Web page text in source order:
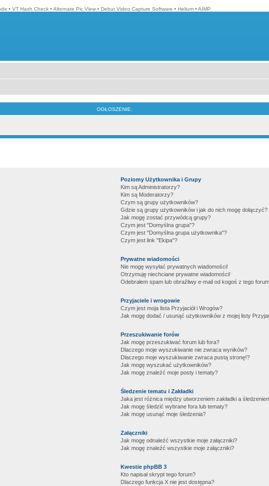
• VT Hash Check • Alternate Pic View • Debut Video Capture Software • Helium • AIMP
OGŁOSZENIE:
Poziomy Użytkownika i Grupy
Kim są Administratorzy?
Kim są Moderatorzy?
Czym są grupy użytkowników?
Gdzie są grupy użytkowników i jak do nich mogę dołączyć?
Jak mogę zostać przywódcą grupy?
Czym jest "Domyślna grupa"?
Czym jest "Domyślna grupa użytkownika"?
Czym jest link "Ekipa"?
Prywatne wiadomości
Nie mogę wysyłać prywatnych wiadomości!
Otrzymuję niechciane prywatne wiadomości!
Odebrałem spam lub obraźliwy e-mail od kogoś z tego
Przyjaciele i wrogowie
Czym jest moja lista Przyjaciół i Wrogów?
Jak mogę dodać / usunąć użytkowników z mojej listy
Przeszukiwanie forów
Jak mogę przeszukiwać forum lub fora?
Dlaczego moje wyszukiwanie nie zwraca wyników?
Dlaczego moje wyszukiwanie zwraca pustą stronę!?
Jak mogę wyszukać użytkowników?
Jak mogę znaleźć moje posty i tematy?
Śledzenie tematu i Zakładki
Jaka jest różnica między utworzeniem zakładki a
Jak mogę śledzić wybrane fora lub tematy?
Jak mogę usunąć moje śledzenia?
Załączniki
Jak mogę odnaleźć wszystkie moje załączniki?
Jak mogę znaleźć wszystkie moje załączniki?
Kwestie phpBB 3
Kto napisał skrypt tego forum?
Dlaczego funkcja X nie jest dostępna?